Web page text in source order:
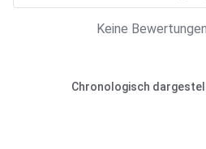
Keine
Chronologisch